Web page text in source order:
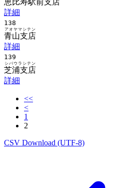
詳細
138
青山支店
アオヤマシテン
詳細
139
芝浦支店
シバウラシテン
詳細
<<
<
1
2
CSV Download (UTF-8)